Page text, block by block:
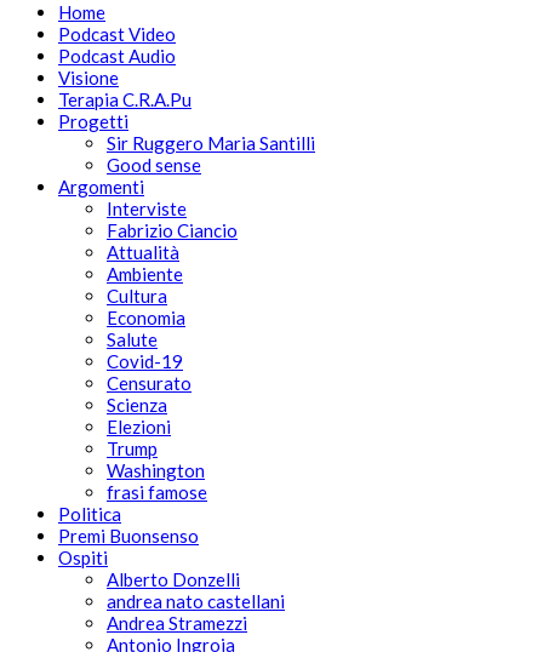
Home
Podcast Video
Podcast Audio
Visione
Terapia C.R.A.Pu
Progetti
Sir Ruggero Maria Santilli
Good sense
Argomenti
Interviste
Fabrizio Ciancio
Attualità
Ambiente
Cultura
Economia
Salute
Covid-19
Censurato
Scienza
Elezioni
Trump
Washington
frasi famose
Politica
Premi Buonsenso
Ospiti
Alberto Donzelli
andrea nato castellani
Andrea Stramezzi
Antonio Ingroia